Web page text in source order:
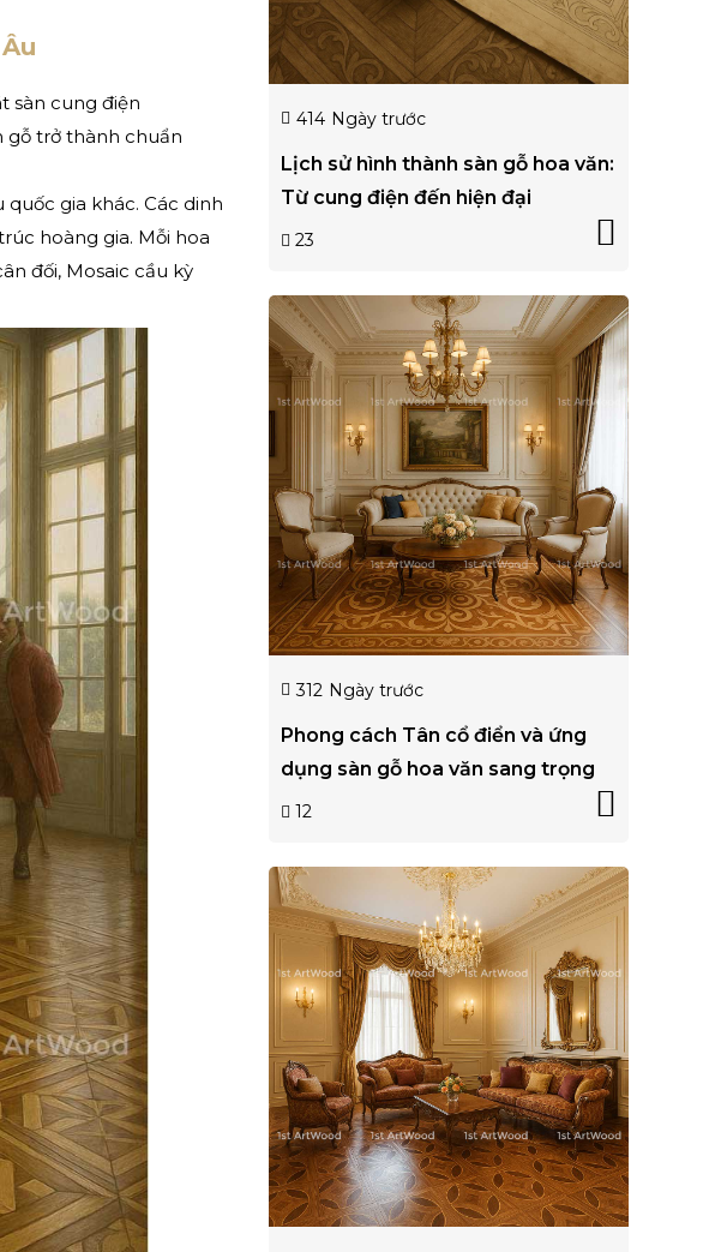
sàn cung điện
gỗ trở thành chuẩn
gia khác. Các dinh
hoàng gia. Mỗi hoa
đối, Mosaic cầu kỳ
414 Ngày trước
Lịch sử hình thành sàn gỗ hoa văn:
Từ cung điện đến hiện đại
23
312 Ngày trước
Phong cách Tân cổ điển và ứng
dụng sàn gỗ hoa văn sang trọng
12